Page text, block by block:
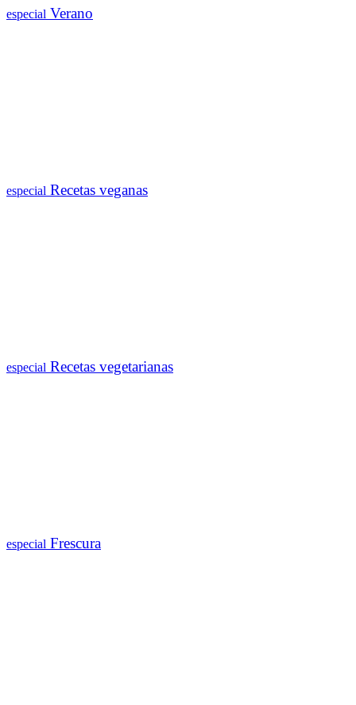
especial Verano
especial Recetas veganas
especial Recetas vegetarianas
especial Frescura